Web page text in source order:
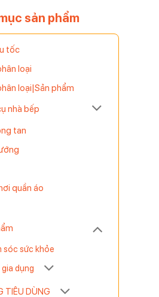
sản phẩm
tốc
loại
loại|Sản phẩm
nhà bếp
tan
quần áo
sóc sức khỏe
dụng
TIÊU DÙNG